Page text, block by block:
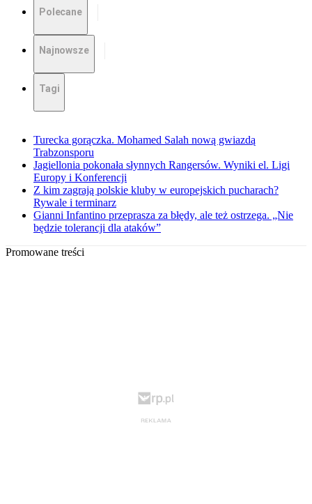
Polecane
Najnowsze
Tagi
Turecka gorączka. Mohamed Salah nową gwiazdą
Trabzonsporu
Jagiellonia pokonała słynnych Rangersów. Wyniki el. Ligi
Europy i Konferencji
Z kim zagrają polskie kluby w europejskich pucharach?
Rywale i terminarz
Gianni Infantino przeprasza za błędy, ale też ostrzega. „Nie
będzie tolerancji dla ataków”
Promowane treści